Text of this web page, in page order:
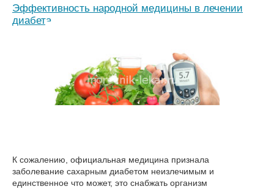
Эффективность народной медицины в лечении
диабета
К сожалению, официальная медицина признала
заболевание сахарным диабетом неизлечимым и
единственное что может, это снабжать организм